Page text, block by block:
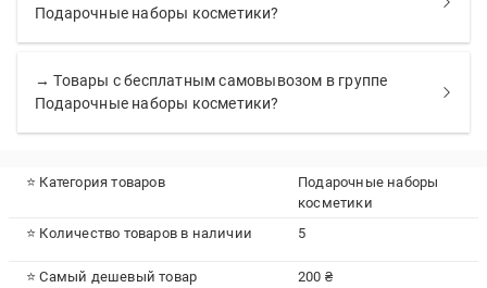
Подарочные наборы косметики?
→ Товары с бесплатным самовывозом в группе
Подарочные наборы косметики?
⭐ Категория товаров
Подарочные наборы
косметики
⭐ Количество товаров в наличии
5
⭐ Самый дешевый товар 200 ₴